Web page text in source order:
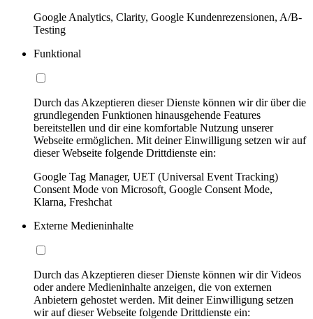
Google Analytics, Clarity, Google Kundenrezensionen, A/B-
Testing
Funktional
Durch das Akzeptieren dieser Dienste können wir dir über die
grundlegenden Funktionen hinausgehende Features
bereitstellen und dir eine komfortable Nutzung unserer
Webseite ermöglichen. Mit deiner Einwilligung setzen wir auf
dieser Webseite folgende Drittdienste ein:
Google Tag Manager, UET (Universal Event Tracking)
Consent Mode von Microsoft, Google Consent Mode,
Klarna, Freshchat
Externe Medieninhalte
Durch das Akzeptieren dieser Dienste können wir dir Videos
oder andere Medieninhalte anzeigen, die von externen
Anbietern gehostet werden. Mit deiner Einwilligung setzen
wir auf dieser Webseite folgende Drittdienste ein: